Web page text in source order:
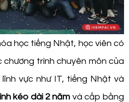
học tiếng Nhật, học viên có
chương trình chuyên môn của
vực như IT, tiếng Nhật và
kéo dài 2 năm và cấp bằng